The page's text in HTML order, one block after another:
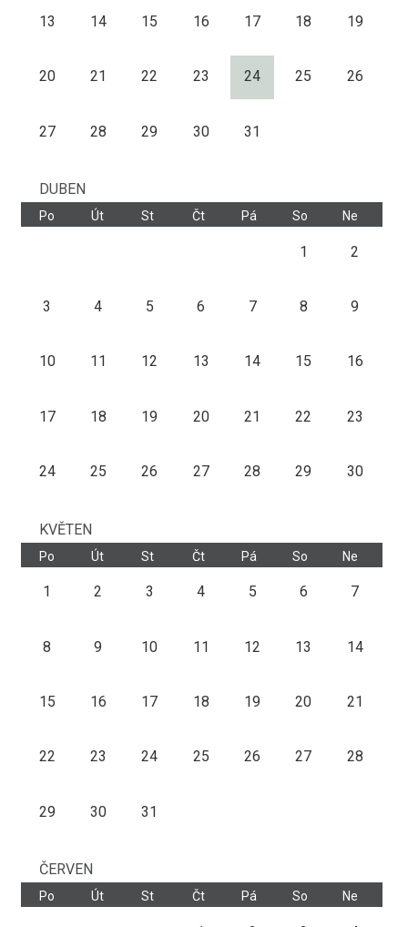
13 14 15 16 17 18 19
20 21 22 23 24 25 26
27 28 29 30 31
DUBEN
Po Út St Čt Pá So Ne
1 2
3 4 5 6 7 8 9
10 11 12 13 14 15 16
17 18 19 20 21 22 23
24 25 26 27 28 29 30
KVĚTEN
Po Út St Čt Pá So Ne
1 2 3 4 5 6 7
8 9 10 11 12 13 14
15 16 17 18 19 20 21
22 23 24 25 26 27 28
29 30 31
ČERVEN
Po Út St Čt Pá So Ne